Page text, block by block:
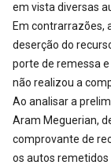
em vista diversas
Em contrarrazões,
deserção do
porte de remessa
não realizou a
Ao analisar a
Aram Meguerian,
comprovante de
os autos remetidos